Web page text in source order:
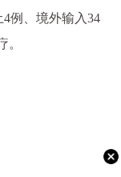
例、境外输入34
。